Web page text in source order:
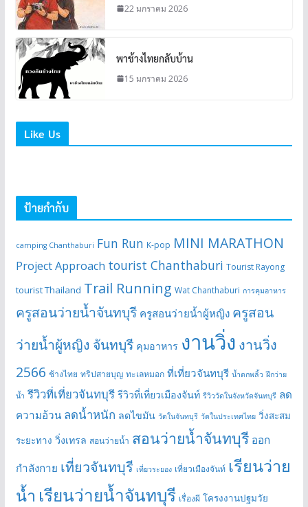
22 มกราคม 2026
พาช้างไทยกลับบ้าน
15 มกราคม 2026
Like Us
ป้ายกำกับ
camping Chanthaburi Fun Run K-pop MINI MARATHON
Project Approach tourist Chanthaburi Tourist Rayong
tourist Thailand Trail Running Wat Chanthaburi การคุมอาหาร
ครูสอนว่ายน้ำจันทบุรี ครูสอนว่ายน้ำผู้หญิง ครูสอน
ว่ายน้ำผู้หญิง จันทบุรี คุมอาหาร งานวิ่ง งานวิ่ง
2566 ช้างไทย ทริปสายบุญ ทะเลหมอก ที่เที่ยวจันทบุรี น้ำตกพลิ้ว ฝึกว่าย
น้ำ รีวิวที่เที่ยวจันทบุรี รีวิวที่เที่ยวเมืองจันท์ รีวิววัดในจังหวัดจันทบุรี ลด
ความอ้วน ลดน้ำหนัก ลดไขมัน วัดในจันทบุรี วัดในประเทศไทย วิ่งสะสม
ระยะทาง วิ่งเทรล สอนว่ายน้ำ สอนว่ายน้ำจันทบุรี ออก
กำลังกาย เที่ยวจันทบุรี เที่ยวระยอง เที่ยวเมืองจันท์ เรียนว่าย
น้ำ เรียนว่ายน้ำจันทบุรี เรื่องผี โครงงานปฐมวัย